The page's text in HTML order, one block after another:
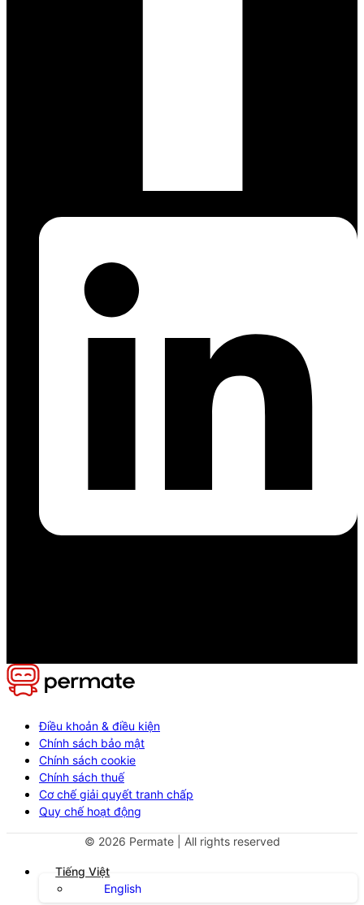
Điều khoản & điều kiện
Chính sách bảo mật
Chính sách cookie
Chính sách thuế
Cơ chế giải quyết tranh chấp
Quy chế hoạt động
© 2026 Permate | All rights reserved
Tiếng Việt
English